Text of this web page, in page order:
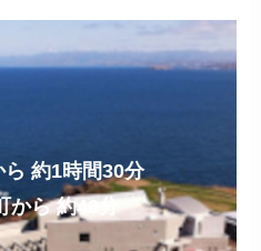
ら 約1時間30分
から 約40分